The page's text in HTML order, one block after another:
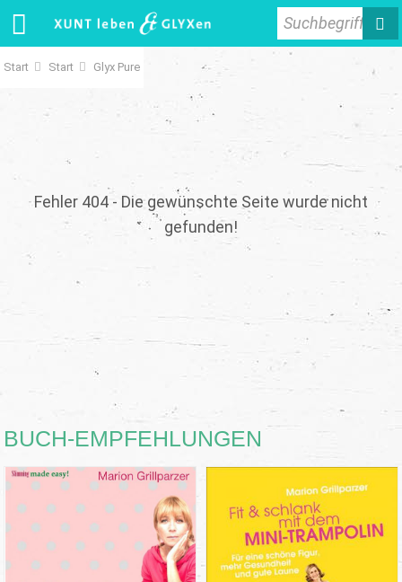
Suchbegriff
Start Start Glyx Pure
Fehler 404 - Die gewünschte Seite wurde nicht
gefunden!
BUCH-EMPFEHLUNGEN